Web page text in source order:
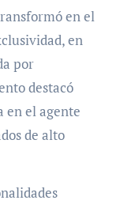
en el
en
por
destacó
en el agente
de alto